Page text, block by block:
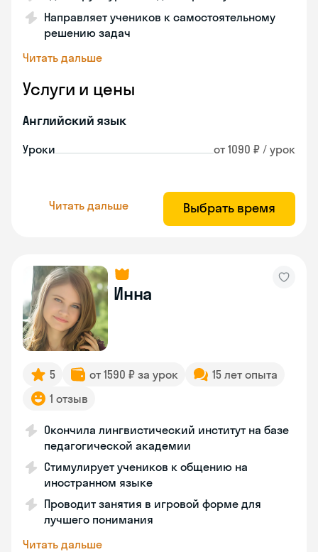
Направляет учеников к самостоятельному
решению задач
Читать дальше
Услуги и цены
Английский язык
Уроки от 1090 ₽ / урок
Читать дальше Выбрать время
Инна
5 от 1590 ₽ за урок
15 лет опыта
1 отзыв
Окончила лингвистический институт на базе
педагогической академии
Стимулирует учеников к общению на
иностранном языке
Проводит занятия в игровой форме для
лучшего понимания
Читать дальше